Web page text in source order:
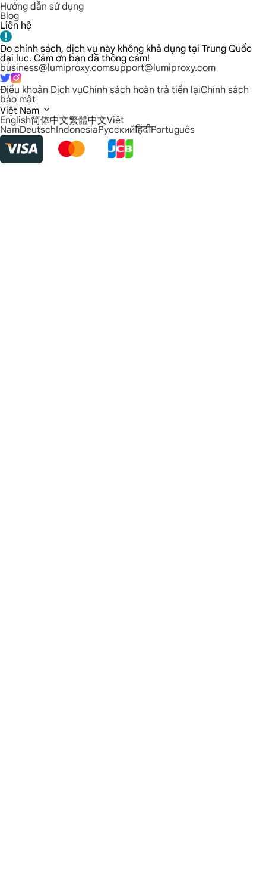
Hướng dẫn sử dụng
Blog
Liên hệ
Do chính sách, dịch vụ này không khả dụng tại Trung Quốc
đại lục. Cảm ơn bạn đã thông cảm!
business@lumiproxy.comsupport@lumiproxy.com
Điều khoản Dịch vụChính sách hoàn trả tiền lạiChính sách
bảo mật
Việt Nam
English简体中文繁體中文Việt
NamDeutschIndonesiaРусскийहिंदीPortuguês